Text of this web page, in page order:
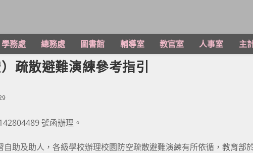
學務處 總務處 圖書館 輔導室 教官室 人事室 主
疏散避難演練參考指引
號函辦理。
助及助人，各級學校辦理校園防空疏散避難演練有所依循，教育部